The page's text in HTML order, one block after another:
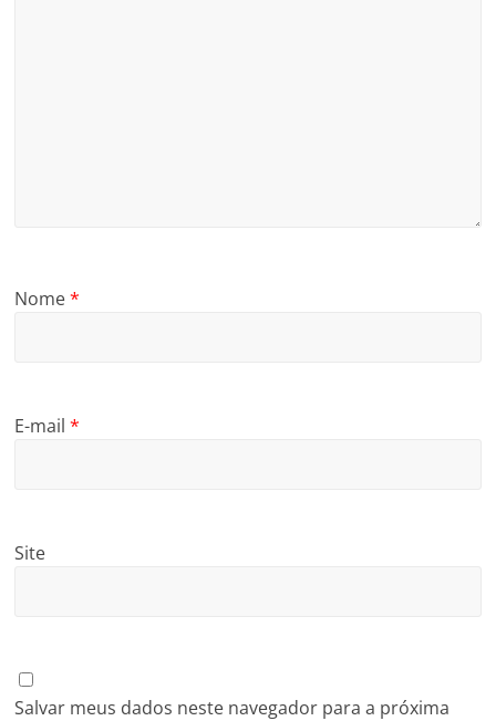
Nome*
E-mail*
Site
Salvar meus dados neste navegador para a próxima